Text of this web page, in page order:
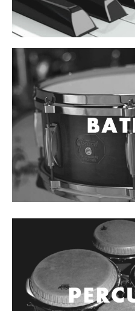
Accesorios
Cables
Audio Profesional
Columnas pasivas
Columnas activas
Amplificadores
Consolas mezcladoras
Procesadores y efectos
Monitores de estudio
Interfaz para grabación
Audífonos y monitoreo personal
Estantes y soportes
Instalaciones y publicidad
Accesorios
Controladores